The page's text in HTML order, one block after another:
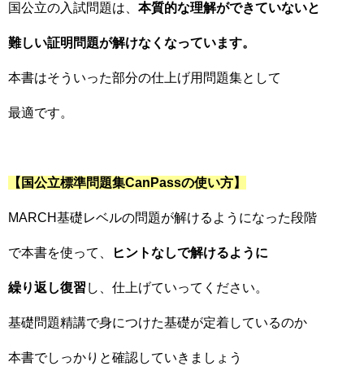
国公立の入試問題は、 本質的な理解ができていないと
難しい証明問題が解けなくなっています。
本書はそういった部分の仕上げ用問題集として
最適です。
【国公立標準問題集CanPassの使い方】
MARCH基礎レベルの問題が解けるようになった段階
で本書を使って、 ヒントなしで解けるように
繰り返し復習 し、仕上げていってください。
基礎問題精講で身につけた基礎が定着しているのか
本書でしっかりと確認していきましょう